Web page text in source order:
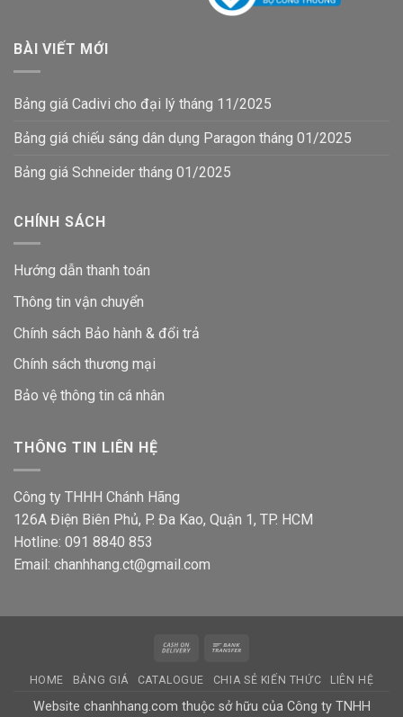
BÀI VIẾT MỚI
Bảng giá Cadivi cho đại lý tháng 11/2025
Bảng giá chiếu sáng dân dụng Paragon tháng 01/2025
Bảng giá Schneider tháng 01/2025
CHÍNH SÁCH
Hướng dẫn thanh toán
Thông tin vận chuyển
Chính sách Bảo hành & đổi trả
Chính sách thương mại
Bảo vệ thông tin cá nhân
THÔNG TIN LIÊN HỆ
Công ty THHH Chánh Hãng
126A Điện Biên Phủ, P. Đa Kao, Quận 1, TP. HCM
Hotline: 091 8840 853
Email: chanhhang.ct@gmail.com
Cash
Delivery
HOME BẢNG GIÁ CATALOGUE CHIA SẺ KIẾN THỨC LIÊN HỆ
Website chanhhang.com thuộc sở hữu của Công ty TNHH